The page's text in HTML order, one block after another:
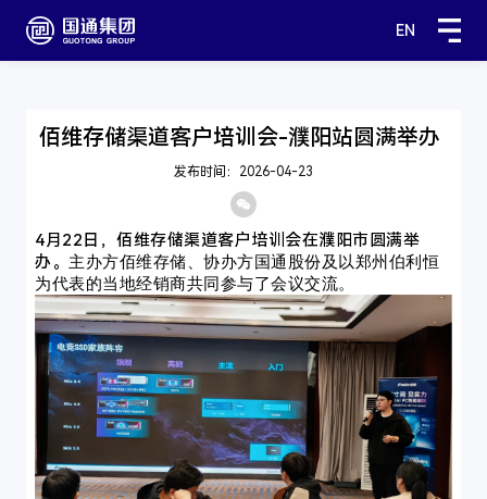
EN
佰维存储渠道客户培训会-濮阳站圆满举办
发布时间：2026-04-23
4月22日，佰维存储渠道客户培训会在濮阳市圆满举
办。 主办方佰维存储、协办方国通股份及以郑州伯利恒
为代表的当地经销商共同参与了会议交流。